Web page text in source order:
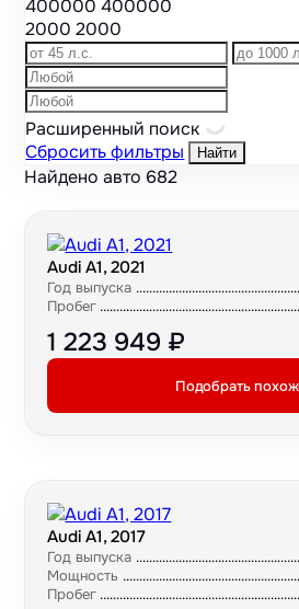
400000400000
20002000
Расширенный поиск
Сбросить фильтры
Найти
Найдено авто 682
Audi A1, 2021
Год выпуска
Пробег
1 223 949 ₽
Подобрать
Audi A1, 2017
Год выпуска
Мощность
Пробег